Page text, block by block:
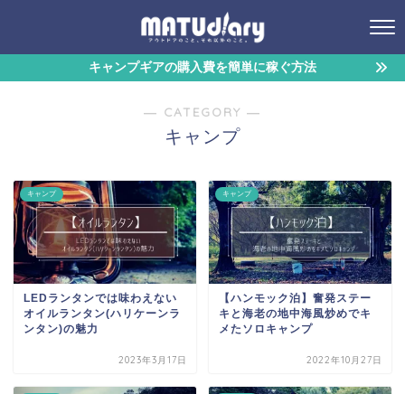
キャンプギアの購入費を簡単に稼ぐ方法
― CATEGORY ―
キャンプ
キャンプ
LEDランタンでは味わえない
オイルランタン(ハリケーンラ
ンタン)の魅力
2023年3月17日
キャンプ
【ハンモック泊】奮発ステー
キと海老の地中海風炒めでキ
メたソロキャンプ
2022年10月27日